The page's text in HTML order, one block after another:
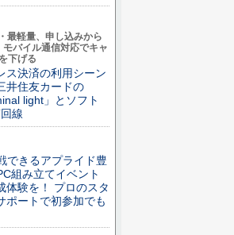
最軽量、申し込みから
バイル通信対応でキャ
下げる
ス決済の利用シーン
住友カードの
light」とソフト
線
できるアプライド豊
組み立てイベント
体験を！ プロのスタ
ポートで初参加でも